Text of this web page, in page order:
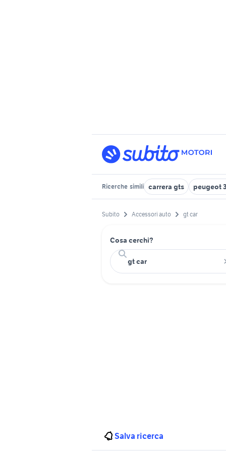
Ricerche simili carrera gts peugeot
Subito Accessori auto gt car
Cosa cerchi?
Salva ricerca